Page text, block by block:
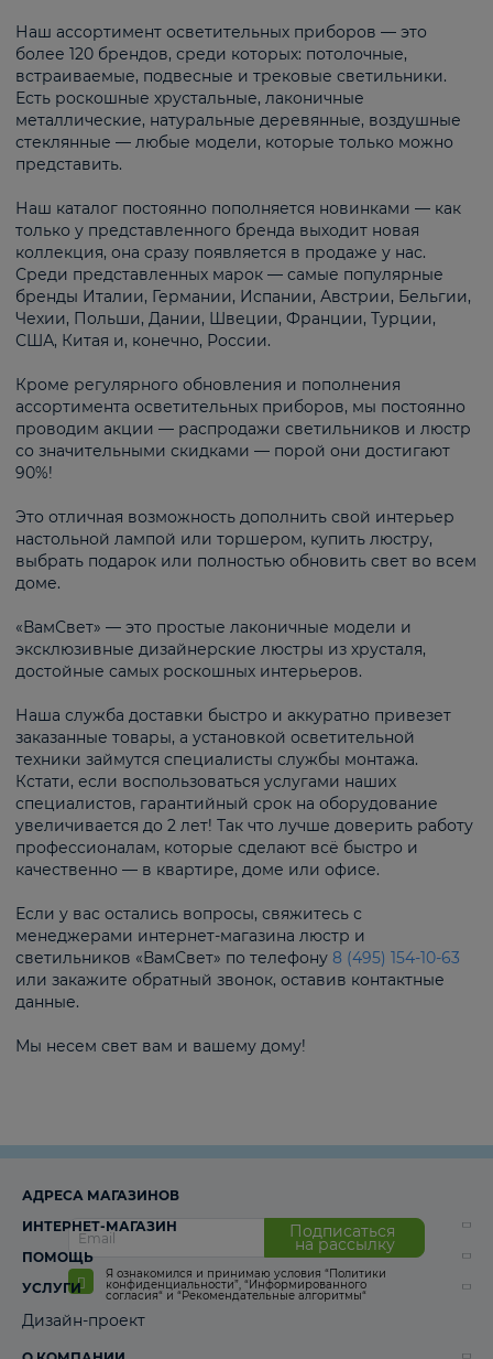
Наш ассортимент осветительных приборов — это
более 120 брендов, среди которых: потолочные,
встраиваемые, подвесные и трековые светильники.
Есть роскошные хрустальные, лаконичные
металлические, натуральные деревянные, воздушные
стеклянные — любые модели, которые только можно
представить.
Наш каталог постоянно пополняется новинками — как
только у представленного бренда выходит новая
коллекция, она сразу появляется в продаже у нас.
Среди представленных марок — самые популярные
бренды Италии, Германии, Испании, Австрии, Бельгии,
Чехии, Польши, Дании, Швеции, Франции, Турции,
США, Китая и, конечно, России.
Кроме регулярного обновления и пополнения
ассортимента осветительных приборов, мы постоянно
проводим акции — распродажи светильников и люстр
со значительными скидками — порой они достигают
90%!
Это отличная возможность дополнить свой интерьер
настольной лампой или торшером, купить люстру,
выбрать подарок или полностью обновить свет во всем
доме.
«ВамСвет» — это простые лаконичные модели и
эксклюзивные дизайнерские люстры из хрусталя,
достойные самых роскошных интерьеров.
Наша служба доставки быстро и аккуратно привезет
заказанные товары, а установкой осветительной
техники займутся специалисты службы монтажа.
Кстати, если воспользоваться услугами наших
специалистов, гарантийный срок на оборудование
увеличивается до 2 лет! Так что лучше доверить работу
профессионалам, которые сделают всё быстро и
качественно — в квартире, доме или офисе.
Если у вас остались вопросы, свяжитесь с
менеджерами интернет-магазина люстр и
светильников «ВамСвет» по телефону 8 (495) 154-10-63
или закажите обратный звонок, оставив контактные
данные.
Мы несем свет вам и вашему дому!
Подписаться
на рассылку
Я ознакомился и принимаю условия “Политики
конфиденциальности”, “Информированного
согласия“ и “Рекомендательные алгоритмы“
АДРЕСА МАГАЗИНОВ
ИНТЕРНЕТ-МАГАЗИН
ПОМОЩЬ
УСЛУГИ
Дизайн-проект